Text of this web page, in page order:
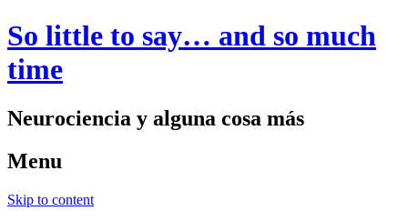
So little to say… and so much
time
Neurociencia y alguna cosa más
Menu
Skip to content